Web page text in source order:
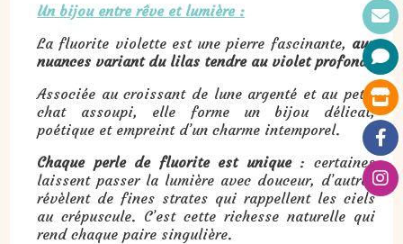
Un bijou entre rêve et lumière :
La fluorite violette est une pierre fascinante, aux
nuances variant du lilas tendre au violet profond.
Associée au croissant de lune argenté et au petit
chat assoupi, elle forme un bijou délicat,
poétique et empreint d’un charme intemporel.
Chaque perle de fluorite est unique: certaines
laissent passer la lumière avec douceur, d’autres
révèlent de fines strates qui rappellent les ciels
au crépuscule. C’est cette richesse naturelle qui
rend chaque paire singulière.